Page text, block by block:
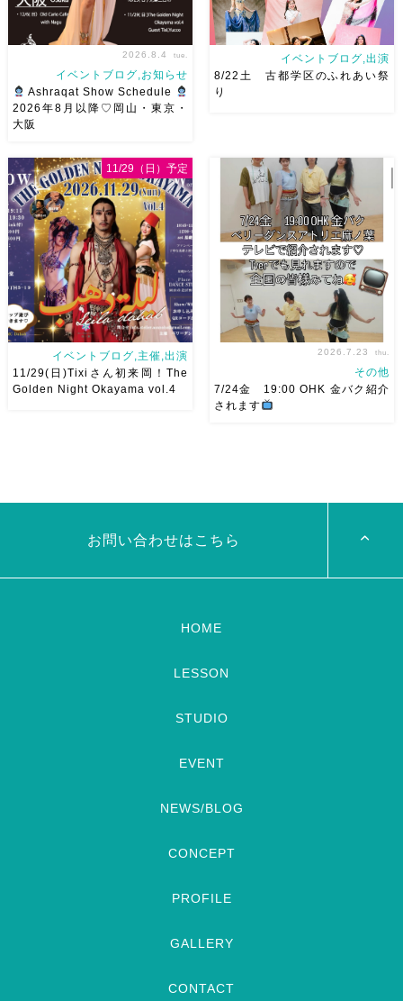
です♡皆様にお会いできますよ
うに
ご予約はメッセージく
ださい
お待ちしています
Ashraqat Show Schedule
岡山・8/22(土) […]
2026.8.4 tue.
イベントブログ,お知らせ
Ashraqat Show Schedule
2026年8月以降♡岡山・東京・
大阪
りにて踊らせていただきます♡
太鼓も叩くよー！私たちは
18:40頃から出演です屋台も出
てとても楽しいお祭りになりそ
う
私たちも踊った後は祭り
を楽しみます
遊びにいら
[…]
イベントブログ,出演
8/22土 古都学区のふれあい祭
り
申し込みスタートです
【
イベントブログ,主催,出演
11/29(日)Tixiさん初来岡！The
Golden Night Okayama vol.4
11/29（日）予定
見れますので全国の皆様みてね
2026.7.23 thu.
その他
7/24金 19:00 OHK 金バク紹介
されます
お問い合わせはこちら
HOME
LESSON
STUDIO
EVENT
NEWS/BLOG
CONCEPT
PROFILE
GALLERY
CONTACT